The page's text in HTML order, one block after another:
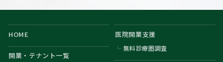
HOME
開業・テナント一覧
医院開業支援
無料診療圏調査